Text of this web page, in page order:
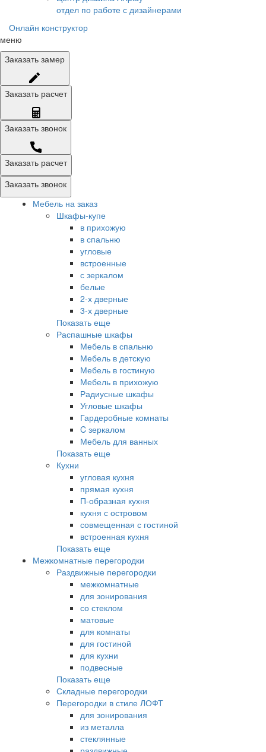
отдел по работе с дизайнерами
Онлайн конструктор
меню
Заказать замер
Заказать расчет
Заказать звонок
Заказать расчет
Заказать звонок
Мебель на заказ
Шкафы-купе
в прихожую
в спальню
угловые
встроенные
с зеркалом
белые
2-х дверные
3-х дверные
Показать еще
Распашные шкафы
Мебель в спальню
Мебель в детскую
Мебель в гостиную
Мебель в прихожую
Радиусные шкафы
Угловые шкафы
Гардеробные комнаты
C зеркалом
Мебель для ванных
Показать еще
Кухни
угловая кухня
прямая кухня
П-образная кухня
кухня с островом
совмещенная с гостиной
встроенная кухня
Показать еще
Межкомнатные перегородки
Раздвижные перегородки
межкомнатные
для зонирования
со стеклом
матовые
для комнаты
для гостиной
для кухни
подвесные
Показать еще
Складные перегородки
Перегородки в стиле ЛОФТ
для зонирования
из металла
стеклянные